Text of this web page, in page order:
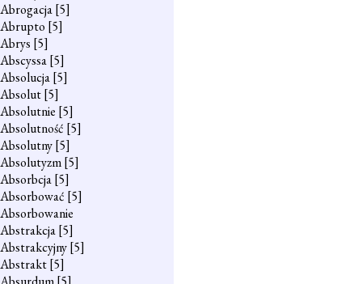
Abrogacja[5]
Abrupto [5]
Abrys [5]
Abscyssa[5]
Absolucja[5]
Absolut[5]
Absolutnie [5]
Absolutność [5]
Absolutny[5]
Absolutyzm[5]
Absorbcja[5]
Absorbować [5]
Absorbowanie
Abstrakcja[5]
Abstrakcyjny[5]
Abstrakt[5]